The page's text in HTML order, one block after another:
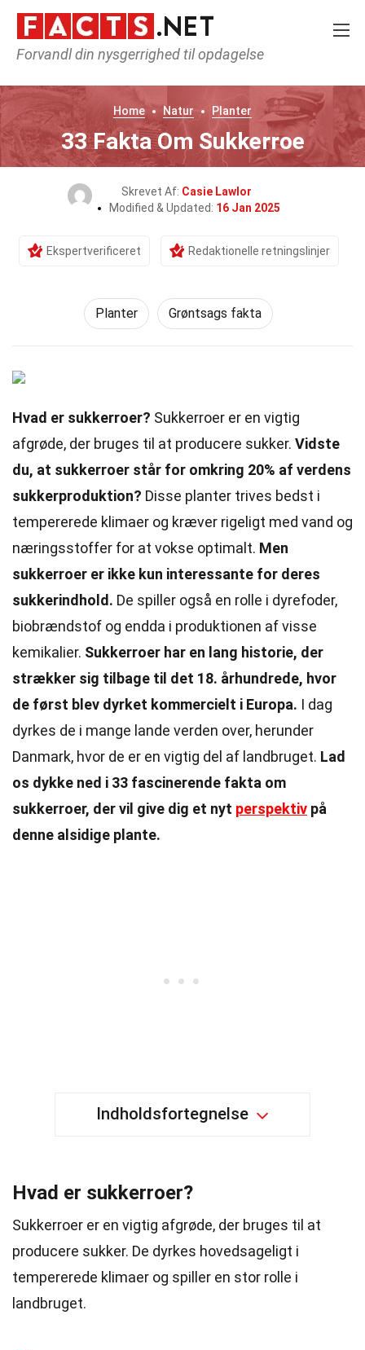
Forvandl din nysgerrighed til opdagelse
Home Natur Planter
33 Fakta Om Sukkerroe
Skrevet Af: Casie Lawlor
Modified & Updated: 16 Jan 2025
Ekspertverificeret Redaktionelle retningslinjer
Planter Grøntsags fakta
Hvad er sukkerroer? Sukkerroer er en vigtig
afgrøde, der bruges til at producere sukker. Vidste
du, at sukkerroer står for omkring 20% af verdens
sukkerproduktion? Disse planter trives bedst i
tempererede klimaer og kræver rigeligt med vand og
næringsstoffer for at vokse optimalt. Men
sukkerroer er ikke kun interessante for deres
sukkerindhold. De spiller også en rolle i dyrefoder,
biobrændstof og endda i produktionen af visse
kemikalier. Sukkerroer har en lang historie, der
strækker sig tilbage til det 18. århundrede, hvor
de først blev dyrket kommercielt i Europa. I dag
dyrkes de i mange lande verden over, herunder
Danmark, hvor de er en vigtig del af landbruget. Lad
os dykke ned i 33 fascinerende fakta om
sukkerroer, der vil give dig et nyt perspektiv på
denne alsidige plante.
Indholdsfortegnelse
Hvad er sukkerroer?
Sukkerroer er en vigtig afgrøde, der bruges til at
producere sukker. De dyrkes hovedsageligt i
tempererede klimaer og spiller en stor rolle i
landbruget.